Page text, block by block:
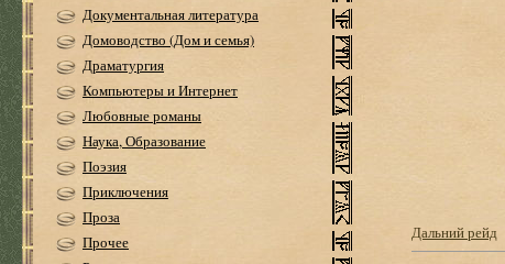
Документальная литература
Домоводство (Дом и семья)
Драматургия
Компьютеры и Интернет
Любовные романы
Наука, Образование
Поэзия
Приключения
Проза
Прочее
Дальний рейд